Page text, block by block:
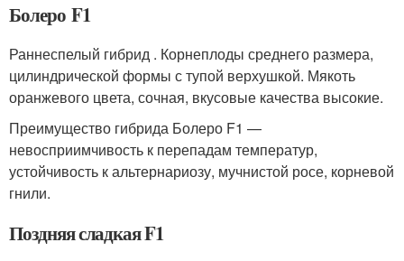
Болеро F1
Раннеспелый гибрид . Корнеплоды среднего размера,
цилиндрической формы с тупой верхушкой. Мякоть
оранжевого цвета, сочная, вкусовые качества высокие.
Преимущество гибрида Болеро F1 —
невосприимчивость к перепадам температур,
устойчивость к альтернариозу, мучнистой росе, корневой
гнили.
Поздняя сладкая F1